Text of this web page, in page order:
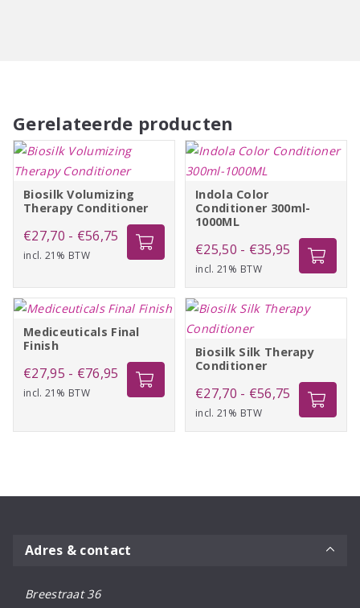
Gerelateerde producten
Biosilk Volumizing
Therapy Conditioner
€27,70 - €56,75 Prijsklasse:
€27,70
€56,75
incl. 21% BTW
Indola Color
Conditioner 300ml-
1000ML
€25,50 - €35,95 Prijsklasse:
€25,50
tot
€35,95
incl. 21% BTW
Mediceuticals Final
Finish
€27,95 - €76,95 Prijsklasse:
€27,95
incl. 21% BTW
Biosilk Silk Therapy
Conditioner
€27,70 - €56,75 Prijsklasse:
€27,70
tot
incl. 21% BTW
Adres & contact
Breestraat 36